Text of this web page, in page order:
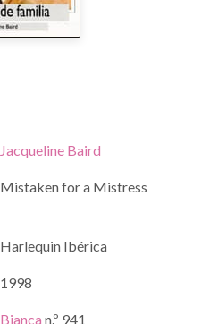
Jacqueline Baird
Mistaken for a Mistress
Harlequin Ibérica
1998
Bianca n.º 941